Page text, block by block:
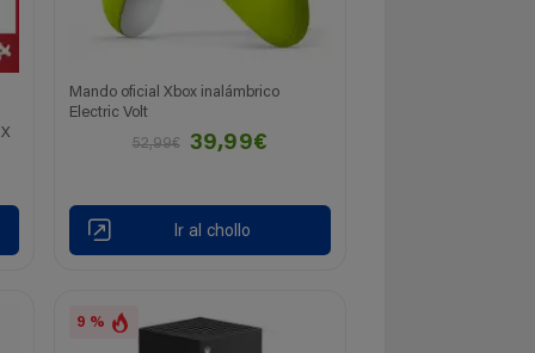
Mando oficial Xbox inalámbrico
Electric Volt
52,99€
39,99€
Ir al chollo
9 %